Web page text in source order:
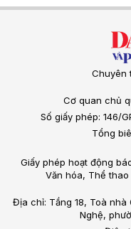
Chuyên
Cơ quan chủ
Số giấy phép: 146/
Tổng
Giấy phép hoạt động
Văn hóa, Thể
Địa chỉ: Tầng 18, Toà
Nghệ,